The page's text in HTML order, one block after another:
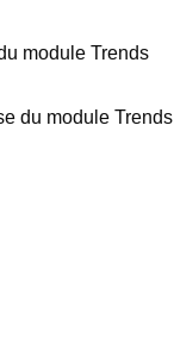
module Trends
du module Trends